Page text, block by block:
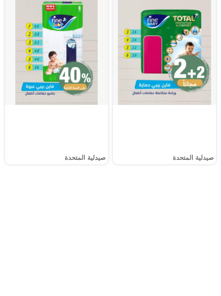
صيدلية المتحدة صيدلية المتحدة